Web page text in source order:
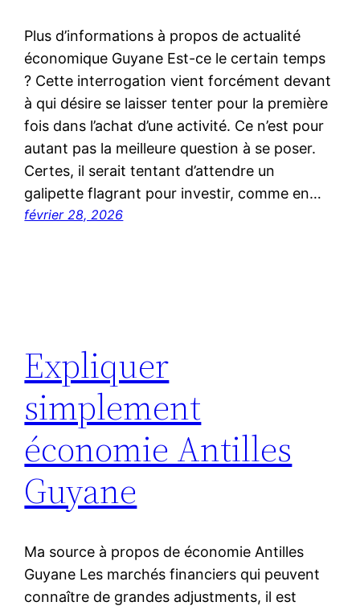
Plus d’informations à propos de actualité
économique Guyane Est-ce le certain temps
? Cette interrogation vient forcément devant
à qui désire se laisser tenter pour la première
fois dans l’achat d’une activité. Ce n’est pour
autant pas la meilleure question à se poser.
Certes, il serait tentant d’attendre un
galipette flagrant pour investir, comme en…
février 28, 2026
Expliquer
simplement
économie Antilles
Guyane
Ma source à propos de économie Antilles
Guyane Les marchés financiers qui peuvent
connaître de grandes adjustments, il est